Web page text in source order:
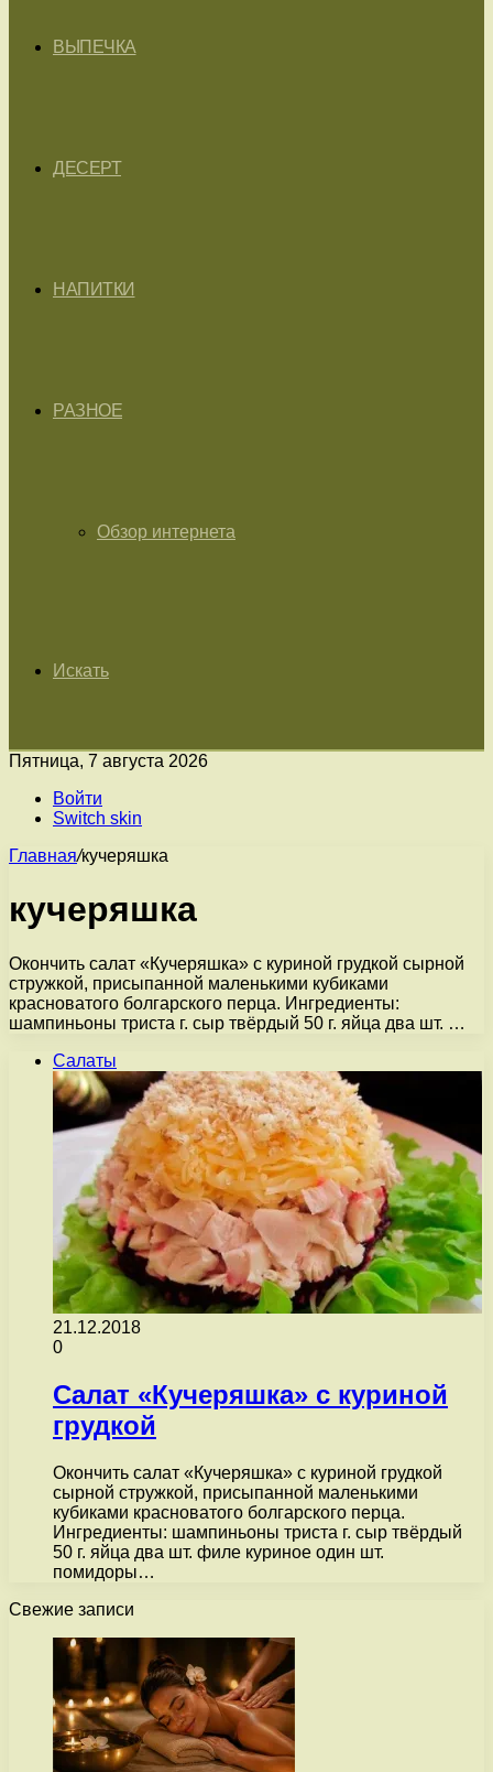
ВЫПЕЧКА
ДЕСЕРТ
НАПИТКИ
РАЗНОЕ
Обзор интернета
Искать
Пятница, 7 августа 2026
Войти
Switch skin
Главная/кучеряшка
кучеряшка
Окончить салат «Кучеряшка» с куриной грудкой сырной
стружкой, присыпанной маленькими кубиками
красноватого болгарского перца. Ингредиенты:
шампиньоны триста г. сыр твёрдый 50 г. яйца два шт. …
Салаты
21.12.2018
0
Салат «Кучеряшка» с куриной
грудкой
Окончить салат «Кучеряшка» с куриной грудкой
сырной стружкой, присыпанной маленькими
кубиками красноватого болгарского перца.
Ингредиенты: шампиньоны триста г. сыр твёрдый
50 г. яйца два шт. филе куриное один шт.
помидоры…
Свежие записи